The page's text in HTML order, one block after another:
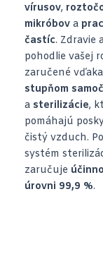
vírusov,
mikróbov a
častíc. Zdravie
pohodlie vašej
zaručené vďaka
stupňom
a sterilizácie,
pomáhajú
čistý vzduch.
systém
zaručuje
úrovni 99,9 %.